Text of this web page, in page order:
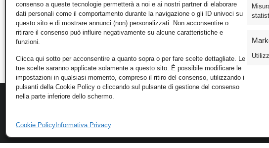
consenso a queste tecnologie permetterà a noi e ai nostri partner di elaborare
dati personali come il comportamento durante la navigazione o gli ID univoci su
questo sito e di mostrare annunci (non) personalizzati. Non acconsentire o
ritirare il consenso può influire negativamente su alcune caratteristiche e
funzioni.
Clicca qui sotto per acconsentire a quanto sopra o per fare scelte dettagliate. Le
tue scelte saranno applicate solamente a questo sito. È possibile modificare le
impostazioni in qualsiasi momento, compreso il ritiro del consenso, utilizzando i
pulsanti della Cookie Policy o cliccando sul pulsante di gestione del consenso
nella parte inferiore dello schermo.
Cookie Policy Informativa Privacy